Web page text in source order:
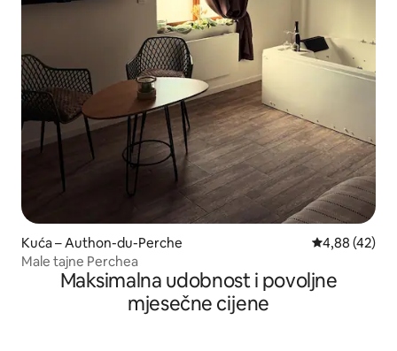
Kuća – Authon-du-Perche Prosječna
4,88 (42)
Male tajne Perchea
Maksimalna udobnost i povoljne
mjesečne cijene